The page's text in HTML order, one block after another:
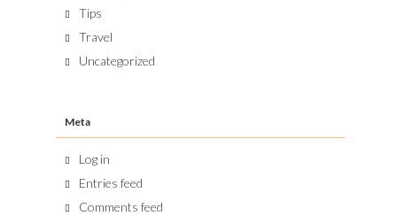
Tips
Travel
Uncategorized
Meta
Log in
Entries feed
Comments feed